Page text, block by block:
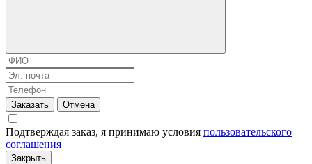
Заказать Отмена
Подтверждая заказ, я принимаю условия пользовательского
соглашения
Закрыть